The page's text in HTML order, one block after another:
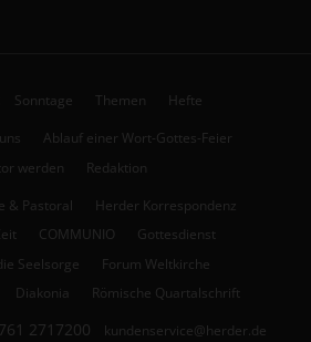
Sonntage Themen Hefte
Ablauf einer Wort-Gottes-Feier
werden
Redaktion
& Pastoral
Herder Korrespondenz
COMMUNIO
Gottesdienst
Seelsorge
Forum Weltkirche
Diakonia Römische Quartalschrift
2717200
kundenservice@herder.de